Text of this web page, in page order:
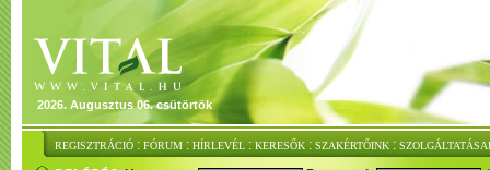
2026. Augusztus 06. csütörtök
REGISZTRÁCIÓ : FÓRUM : HÍRLEVÉL : KERESŐK : SZAKÉRTŐINK :